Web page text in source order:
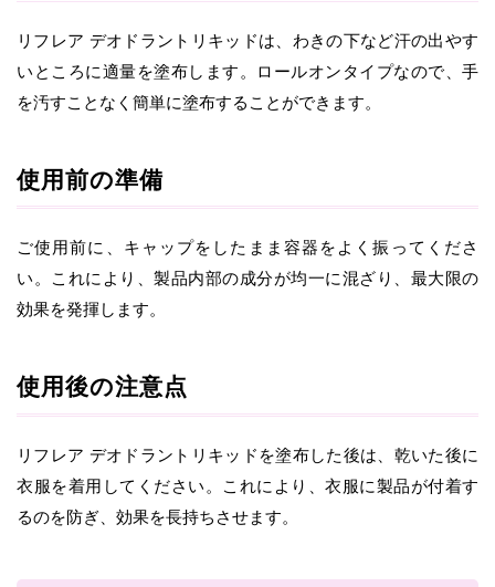
リフレア デオドラントリキッドは、わきの下など汗の出やす
いところに適量を塗布します。ロールオンタイプなので、手
を汚すことなく簡単に塗布することができます。
使用前の準備
ご使用前に、キャップをしたまま容器をよく振ってくださ
い。これにより、製品内部の成分が均一に混ざり、最大限の
効果を発揮します。
使用後の注意点
リフレア デオドラントリキッドを塗布した後は、乾いた後に
衣服を着用してください。これにより、衣服に製品が付着す
るのを防ぎ、効果を長持ちさせます。